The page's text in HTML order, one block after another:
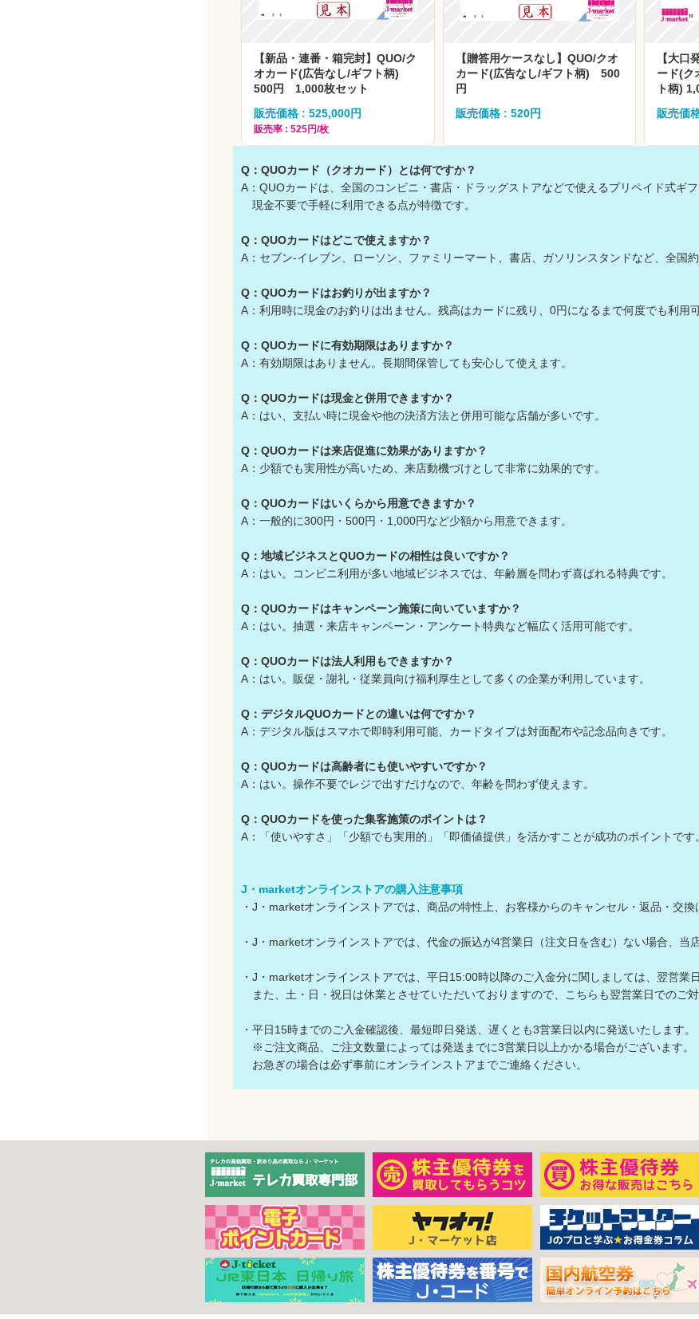
【新品・連番・箱完封】QUO/ク
オカード(広告なし/ギフト柄)
500円 1,000枚セット
販売価格 : 525,000円
販売率 : 525円/枚
【贈答用ケースなし】QUO/クオ
カード(広告なし/ギフト柄) 500
円
販売価格 : 520円
【大口
ード(ク
ト柄)
販売価
Q：QUOカード（クオカード）とは何ですか？
A：QUOカードは、全国のコンビニ・書店・ドラッグストアなどで使えるプリペイド式ギフ
現金不要で手軽に利用できる点が特徴です。
Q：QUOカードはどこで使えますか？
A：セブン-イレブン、ローソン、ファミリーマート、書店、ガソリンスタンドなど、全国
Q：QUOカードはお釣りが出ますか？
A：利用時に現金のお釣りは出ません。残高はカードに残り、0円になるまで何度でも利用可
Q：QUOカードに有効期限はありますか？
A：有効期限はありません。長期間保管しても安心して使えます。
Q：QUOカードは現金と併用できますか？
A：はい、支払い時に現金や他の決済方法と併用可能な店舗が多いです。
Q：QUOカードは来店促進に効果がありますか？
A：少額でも実用性が高いため、来店動機づけとして非常に効果的です。
Q：QUOカードはいくらから用意できますか？
A：一般的に300円・500円・1,000円など少額から用意できます。
Q：地域ビジネスとQUOカードの相性は良いですか？
A：はい。コンビニ利用が多い地域ビジネスでは、年齢層を問わず喜ばれる特典です。
Q：QUOカードはキャンペーン施策に向いていますか？
A：はい。抽選・来店キャンペーン・アンケート特典など幅広く活用可能です。
Q：QUOカードは法人利用もできますか？
A：はい。販促・謝礼・従業員向け福利厚生として多くの企業が利用しています。
Q：デジタルQUOカードとの違いは何ですか？
A：デジタル版はスマホで即時利用可能、カードタイプは対面配布や記念品向きです。
Q：QUOカードは高齢者にも使いやすいですか？
A：はい。操作不要でレジで出すだけなので、年齢を問わず使えます。
Q：QUOカードを使った集客施策のポイントは？
A：「使いやすさ」「少額でも実用的」「即価値提供」を活かすことが成功のポイントです。
J・marketオンラインストアの購入注意事項
・J・marketオンラインストアでは、商品の特性上、お客様からのキャンセル・返品・交換
・J・marketオンラインストアでは、代金の振込が4営業日（注文日を含む）ない場合、当
・J・marketオンラインストアでは、平日15:00時以降のご入金分に関しましては、翌営業
また、土・日・祝日は休業とさせていただいておりますので、こちらも翌営業日でのご
・平日15時までのご入金確認後、最短即日発送、遅くとも3営業日以内に発送いたします。
※ご注文商品、ご注文数量によっては発送までに3営業日以上かかる場合がございます。
お急ぎの場合は必ず事前にオンラインストアまでご連絡ください。